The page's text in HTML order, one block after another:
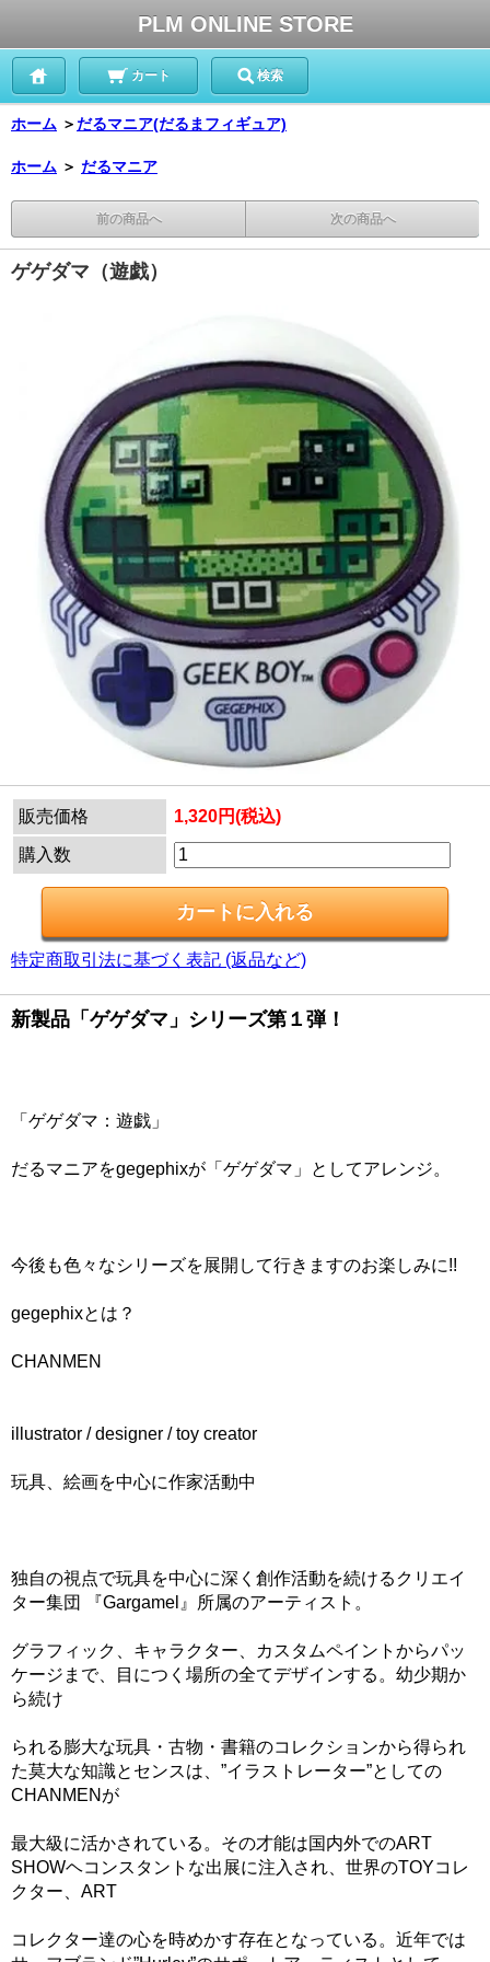
PLM ONLINE STORE
カート 検索
ホーム ＞ だるマニア(だるまフィギュア)
ホーム ＞ だるマニア
前の商品へ 次の商品へ
ゲゲダマ（遊戯）
販売価格 1,320円(税込)
購入数
特定商取引法に基づく表記 (返品など)
新製品「ゲゲダマ」シリーズ第１弾！
「ゲゲダマ：遊戯」
だるマニアをgegephixが「ゲゲダマ」としてアレンジ。
今後も色々なシリーズを展開して行きますのお楽しみに!!
gegephixとは？
CHANMEN
illustrator / designer / toy creator
玩具、絵画を中心に作家活動中
独自の視点で玩具を中心に深く創作活動を続けるクリエイ
ター集団 『Gargamel』所属のアーティスト。
グラフィック、キャラクター、カスタムペイントからパッ
ケージまで、目につく場所の全てデザインする。幼少期か
ら続け
られる膨大な玩具・古物・書籍のコレクションから得られ
た莫大な知識とセンスは、”イラストレーター”としての
CHANMENが
最大級に活かされている。その才能は国内外でのART
SHOWヘコンスタントな出展に注入され、世界のTOYコレ
クター、ART
コレクター達の心を時めかす存在となっている。近年では